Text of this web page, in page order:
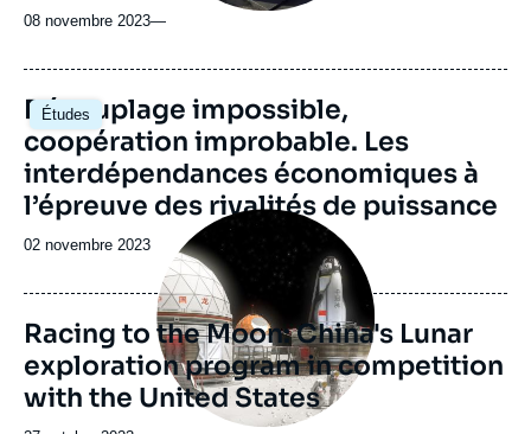
08 novembre 2023—
Études
Image
principale
Découplage impossible,
coopération improbable. Les
interdépendances économiques à
l’épreuve des rivalités de puissance
Date
publication
02 novembre 2023
Image
principale
Racing to the Moon: China's Lunar
exploration program in competition
with the United States